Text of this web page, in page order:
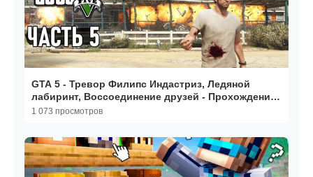
GTA 5 - Тревор Филипс Индастриз, Ледяной
лабиринт, Воссоединение друзей - Прохождение
#5
1 073 просмотров